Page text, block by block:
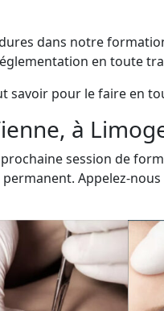
dans notre
en toute
savoir pour le faire en
à
session de
Appelez-